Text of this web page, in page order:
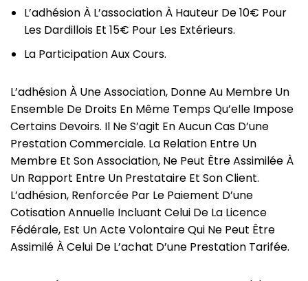
L’adhésion À L’association À Hauteur De 10€ Pour
Les Dardillois Et 15€ Pour Les Extérieurs.
La Participation Aux Cours.
L’adhésion À Une Association, Donne Au Membre Un
Ensemble De Droits En Même Temps Qu’elle Impose
Certains Devoirs. Il Ne S’agit En Aucun Cas D’une
Prestation Commerciale. La Relation Entre Un
Membre Et Son Association, Ne Peut Être Assimilée À
Un Rapport Entre Un Prestataire Et Son Client.
L’adhésion, Renforcée Par Le Paiement D’une
Cotisation Annuelle Incluant Celui De La Licence
Fédérale, Est Un Acte Volontaire Qui Ne Peut Être
Assimilé À Celui De L’achat D’une Prestation Tarifée.